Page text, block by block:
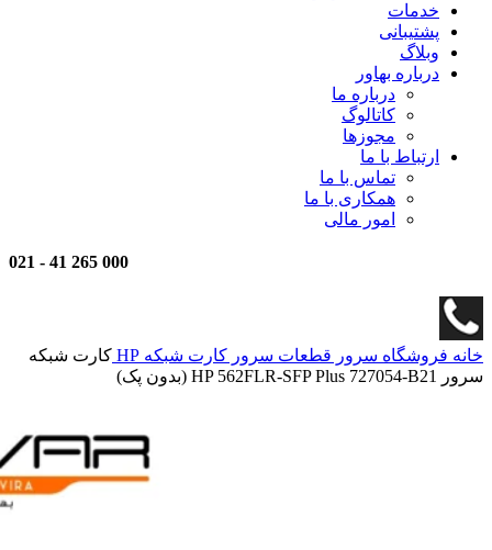
خدمات
پشتیبانی
وبلاگ
درباره بهاور
درباره ما
کاتالوگ
مجوزها
ارتباط با ما
تماس با ما
همکاری با ما
امور مالی
000 265 41
-
خانه فروشگاه سرور قطعات سرور کارت شبکه HP
کارت شبکه
سرور HP 562FLR-SFP Plus 727054-B21 (بدون پک)